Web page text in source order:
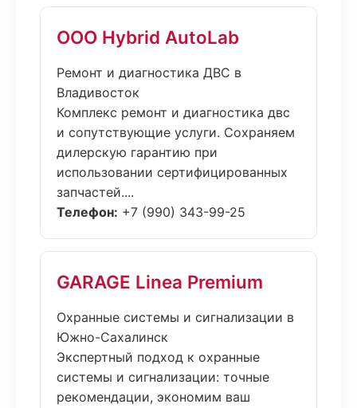
ООО Hybrid AutoLab
Ремонт и диагностика ДВС в
Владивосток
Комплекс ремонт и диагностика двс
и сопутствующие услуги. Сохраняем
дилерскую гарантию при
использовании сертифицированных
запчастей....
Телефон: +7 (990) 343-99-25
GARAGE Linea Premium
Охранные системы и сигнализации в
Южно-Сахалинск
Экспертный подход к охранные
системы и сигнализации: точные
рекомендации, экономим ваш